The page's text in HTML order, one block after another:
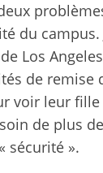
du
Los
de remise
voir leur fille
de plus
sécurité ».